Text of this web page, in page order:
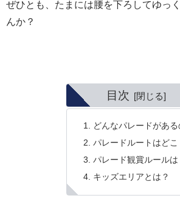
ぜひとも、たまには腰を下ろしてゆっ
んか？
目次
どんなパレードがある
パレードルートはどこ
パレード観賞ルールは
キッズエリアとは？